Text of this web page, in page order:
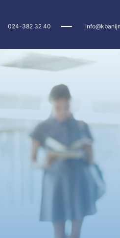
024-382 32 40